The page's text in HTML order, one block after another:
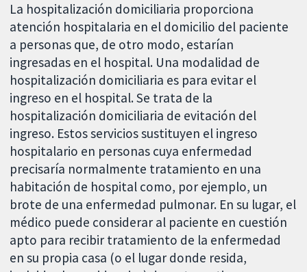
La hospitalización domiciliaria proporciona
atención hospitalaria en el domicilio del paciente
a personas que, de otro modo, estarían
ingresadas en el hospital. Una modalidad de
hospitalización domiciliaria es para evitar el
ingreso en el hospital. Se trata de la
hospitalización domiciliaria de evitación del
ingreso. Estos servicios sustituyen el ingreso
hospitalario en personas cuya enfermedad
precisaría normalmente tratamiento en una
habitación de hospital como, por ejemplo, un
brote de una enfermedad pulmonar. En su lugar, el
médico puede considerar al paciente en cuestión
apto para recibir tratamiento de la enfermedad
en su propia casa (o el lugar donde resida,